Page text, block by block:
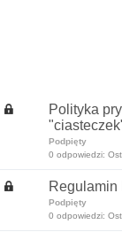
Polityka
Podpięty
0 odpowiedzi:
Regulamin
Podpięty
0 odpowiedzi: